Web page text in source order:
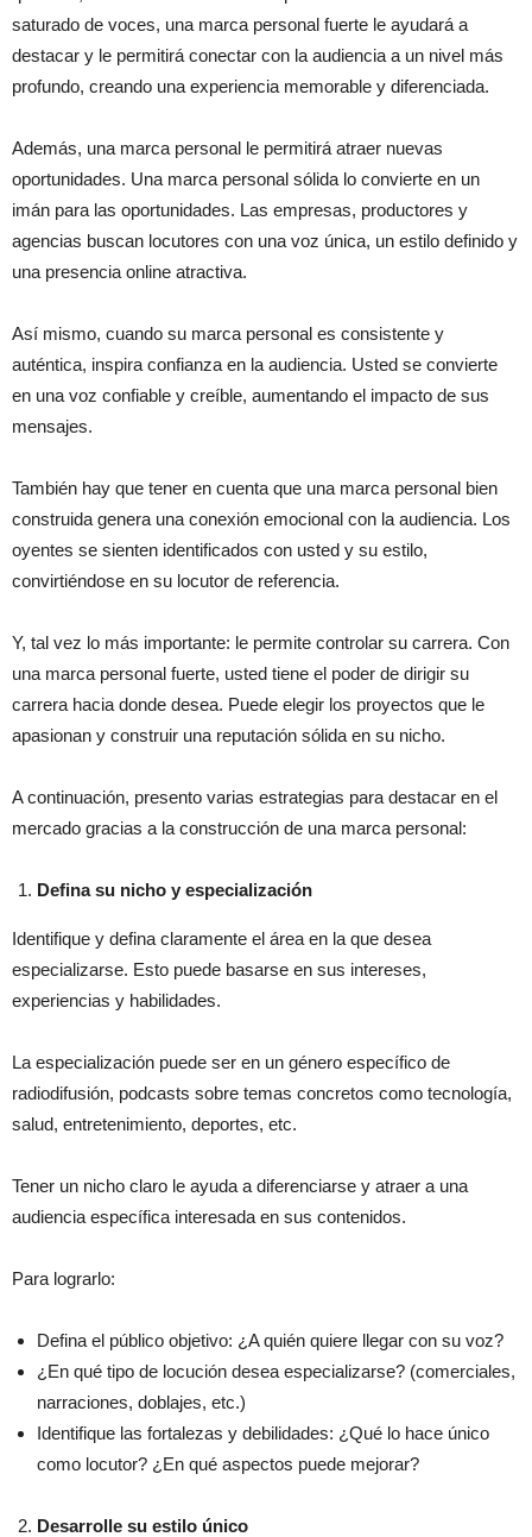
saturado de voces, una marca personal fuerte le ayudará a
destacar y le permitirá conectar con la audiencia a un nivel más
profundo, creando una experiencia memorable y diferenciada.
Además, una marca personal le permitirá atraer nuevas
oportunidades. Una marca personal sólida lo convierte en un
imán para las oportunidades. Las empresas, productores y
agencias buscan locutores con una voz única, un estilo definido y
una presencia online atractiva.
Así mismo, cuando su marca personal es consistente y
auténtica, inspira confianza en la audiencia. Usted se convierte
en una voz confiable y creíble, aumentando el impacto de sus
mensajes.
También hay que tener en cuenta que una marca personal bien
construida genera una conexión emocional con la audiencia. Los
oyentes se sienten identificados con usted y su estilo,
convirtiéndose en su locutor de referencia.
Y, tal vez lo más importante: le permite controlar su carrera. Con
una marca personal fuerte, usted tiene el poder de dirigir su
carrera hacia donde desea. Puede elegir los proyectos que le
apasionan y construir una reputación sólida en su nicho.
A continuación, presento varias estrategias para destacar en el
mercado gracias a la construcción de una marca personal:
Defina su nicho y especialización
Identifique y defina claramente el área en la que desea
especializarse. Esto puede basarse en sus intereses,
experiencias y habilidades.
La especialización puede ser en un género específico de
radiodifusión, podcasts sobre temas concretos como tecnología,
salud, entretenimiento, deportes, etc.
Tener un nicho claro le ayuda a diferenciarse y atraer a una
audiencia específica interesada en sus contenidos.
Para lograrlo:
Defina el público objetivo: ¿A quién quiere llegar con su voz?
¿En qué tipo de locución desea especializarse? (comerciales,
narraciones, doblajes, etc.)
Identifique las fortalezas y debilidades: ¿Qué lo hace único
como locutor? ¿En qué aspectos puede mejorar?
Desarrolle su estilo único